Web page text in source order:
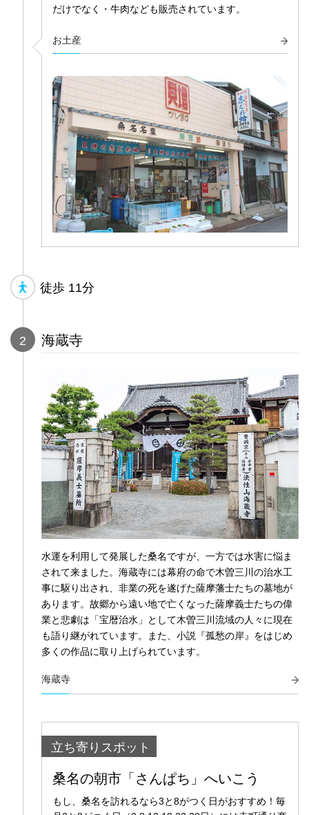
だけでなく・牛肉なども販売されています。
お土産
徒歩 11分
2 海蔵寺
水運を利用して発展した桑名ですが、一方では水害に悩ま
されて来ました。海蔵寺には幕府の命で木曽三川の治水工
事に駆り出され、非業の死を遂げた薩摩藩士たちの墓地が
あります。故郷から遠い地で亡くなった薩摩義士たちの偉
業と悲劇は「宝暦治水」として木曽三川流域の人々に現在
も語り継がれています。また、小説『孤愁の岸』をはじめ
多くの作品に取り上げられています。
海蔵寺
立ち寄りスポット
桑名の朝市「さんぱち」へいこう
もし、桑名を訪れるなら3と8がつく日がおすすめ！毎